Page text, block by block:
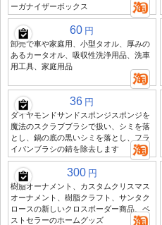
ーガナイザーボックス
60 円
卸売で車や家庭用、小型タオル、厚みの
あるカータオル、吸収性洗浄用品、洗車
用工具、家庭用品
36 円
ダイヤモンドサンドスポンジスポンジを
魔法のスクラブブラシで扱い、シミを落
とし、鍋の底の黒いシミを落とし、フラ
イパンブラシの錆を除去します
300 円
樹脂オーナメント、カスタムクリスマス
オーナメント、樹脂クラフト、サンタク
ロースの新しいクロスボーダー商品、ベ
ストセラーのホームグッズ